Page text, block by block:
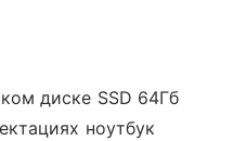
диске SSD 64Гб
ноутбук